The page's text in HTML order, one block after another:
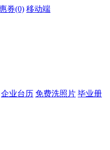
券(0) 移动端
企业台历 免费洗照片 毕业册